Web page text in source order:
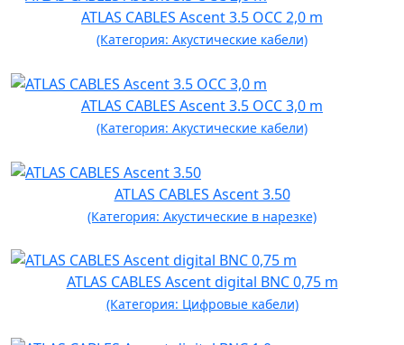
ATLAS CABLES Ascent 3.5 OСC 2,0 m
(Категория: Акустические кабели)
ATLAS CABLES Ascent 3.5 OСC 3,0 m
(Категория: Акустические кабели)
ATLAS CABLES Ascent 3.50
(Категория: Акустические в нарезке)
ATLAS CABLES Ascent digital BNC 0,75 m
(Категория: Цифровые кабели)